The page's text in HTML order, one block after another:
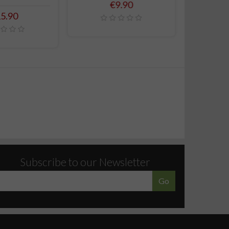
Price
€9.90
Subscribe to our Newsletter
Go